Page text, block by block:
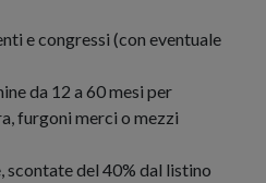
e congressi (con eventuale
da 12 a 60 mesi per
furgoni merci o mezzi
scontate del 40% dal listino